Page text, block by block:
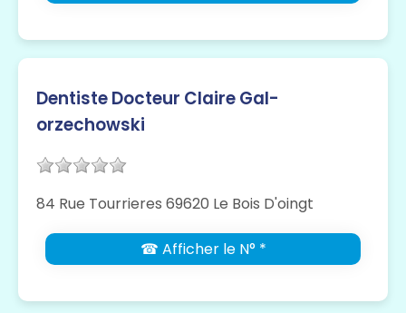
Dentiste Docteur Claire Gal-
orzechowski
84 Rue Tourrieres 69620 Le Bois D'oingt
☎ Afficher le N° *